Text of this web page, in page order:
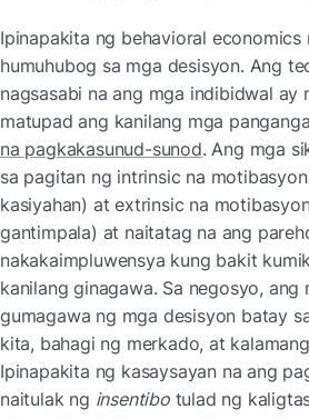
Ipinapakita ng behavioral economics
humuhubog sa mga desisyon. Ang
nagsasabi na ang mga indibidwal ay
matupad ang kanilang mga
na pagkakasunud-sunod. Ang mga
sa pagitan ng intrinsic na
kasiyahan) at extrinsic na
gantimpala) at naitatag na ang
nakakaimpluwensya kung bakit
kanilang ginagawa. Sa negosyo, ang
gumagawa ng mga desisyon batay
kita, bahagi ng merkado, at
Ipinapakita ng kasaysayan na ang
naitulak ng insentibo tulad ng